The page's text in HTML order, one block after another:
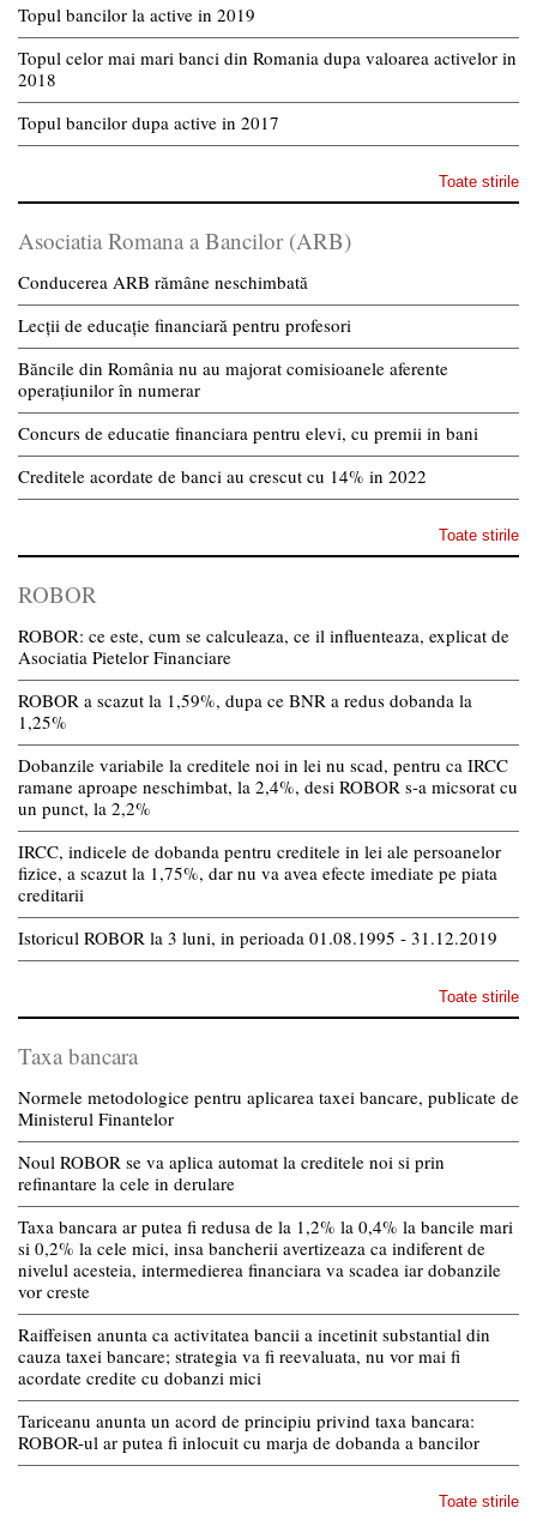
Topul bancilor la active in 2019
Topul celor mai mari banci din Romania dupa valoarea activelor in
2018
Topul bancilor dupa active in 2017
Toate stirile
Asociatia Romana a Bancilor (ARB)
Conducerea ARB rămâne neschimbată
Lecții de educație financiară pentru profesori
Băncile din România nu au majorat comisioanele aferente
operațiunilor în numerar
Concurs de educatie financiara pentru elevi, cu premii in bani
Creditele acordate de banci au crescut cu 14% in 2022
Toate stirile
ROBOR
ROBOR: ce este, cum se calculeaza, ce il influenteaza, explicat de
Asociatia Pietelor Financiare
ROBOR a scazut la 1,59%, dupa ce BNR a redus dobanda la
1,25%
Dobanzile variabile la creditele noi in lei nu scad, pentru ca IRCC
ramane aproape neschimbat, la 2,4%, desi ROBOR s-a micsorat cu
un punct, la 2,2%
IRCC, indicele de dobanda pentru creditele in lei ale persoanelor
fizice, a scazut la 1,75%, dar nu va avea efecte imediate pe piata
creditarii
Istoricul ROBOR la 3 luni, in perioada 01.08.1995 - 31.12.2019
Toate stirile
Taxa bancara
Normele metodologice pentru aplicarea taxei bancare, publicate de
Ministerul Finantelor
Noul ROBOR se va aplica automat la creditele noi si prin
refinantare la cele in derulare
Taxa bancara ar putea fi redusa de la 1,2% la 0,4% la bancile mari
si 0,2% la cele mici, insa bancherii avertizeaza ca indiferent de
nivelul acesteia, intermedierea financiara va scadea iar dobanzile
vor creste
Raiffeisen anunta ca activitatea bancii a incetinit substantial din
cauza taxei bancare; strategia va fi reevaluata, nu vor mai fi
acordate credite cu dobanzi mici
Tariceanu anunta un acord de principiu privind taxa bancara:
ROBOR-ul ar putea fi inlocuit cu marja de dobanda a bancilor
Toate stirile